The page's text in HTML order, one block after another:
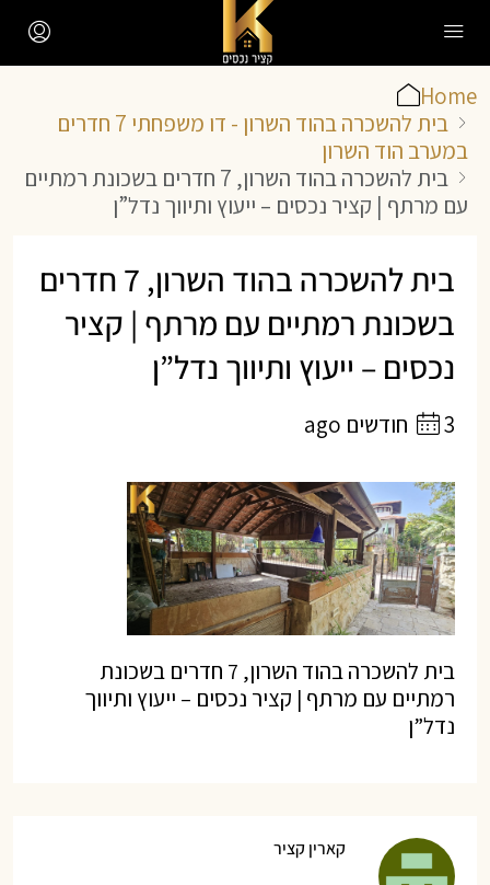
Home
בית להשכרה בהוד השרון - דו משפחתי 7 חדרים
במערב הוד השרון
בית להשכרה בהוד השרון, 7 חדרים בשכונת רמתיים
עם מרתף | קציר נכסים – ייעוץ ותיווך נדל”ן
בית להשכרה בהוד השרון, 7 חדרים
בשכונת רמתיים עם מרתף | קציר
נכסים – ייעוץ ותיווך נדל”ן
3 חודשים ago
בית להשכרה בהוד השרון, 7 חדרים בשכונת
רמתיים עם מרתף | קציר נכסים – ייעוץ ותיווך
נדל”ן
קארין קציר